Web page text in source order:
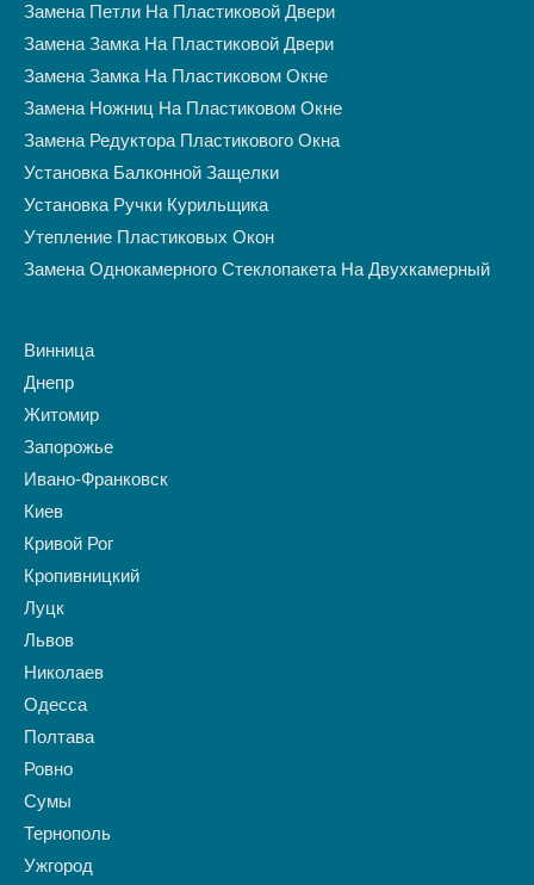
Замена Петли На Пластиковой Двери
Замена Замка На Пластиковой Двери
Замена Замка На Пластиковом Окне
Замена Ножниц На Пластиковом Окне
Замена Редуктора Пластикового Окна
Установка Балконной Защелки
Установка Ручки Курильщика
Утепление Пластиковых Окон
Замена Однокамерного Стеклопакета На Двухкамерный
Винница
Днепр
Житомир
Запорожье
Ивано-Франковск
Киев
Кривой Рог
Кропивницкий
Луцк
Львов
Николаев
Одесса
Полтава
Ровно
Сумы
Тернополь
Ужгород